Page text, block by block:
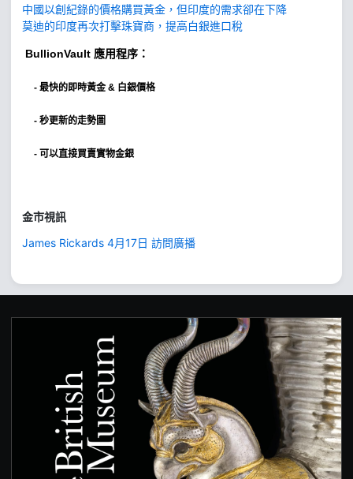
中國以創紀錄的價格購買黃金，但印度的需求卻在下降
莫迪的印度再次打擊珠寶商，提高白銀進口稅
BullionVault 應用程序：
- 最快的即時黃金 & 白銀價格
- 秒更新的走勢圖
- 可以直接買賣實物金銀
金市視訊
James Rickards 4月17日 訪問廣播